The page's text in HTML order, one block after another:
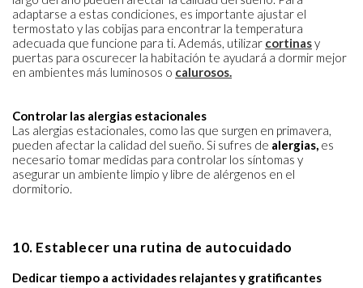
adaptarse a estas condiciones, es importante ajustar el
termostato y las cobijas para encontrar la temperatura
adecuada que funcione para ti. Además, utilizar cortinasy
puertas para oscurecer la habitación te ayudará a dormir mejor
en ambientes más luminosos o calurosos.
Controlar las alergias estacionales
Las alergias estacionales, como las que surgen en primavera,
pueden afectar la calidad del sueño. Si sufres de alergias, es
necesario tomar medidas para controlar los síntomas y
asegurar un ambiente limpio y libre de alérgenos en el
dormitorio.
10. Establecer una rutina de autocuidado
Dedicar tiempo a actividades relajantes y gratificantes